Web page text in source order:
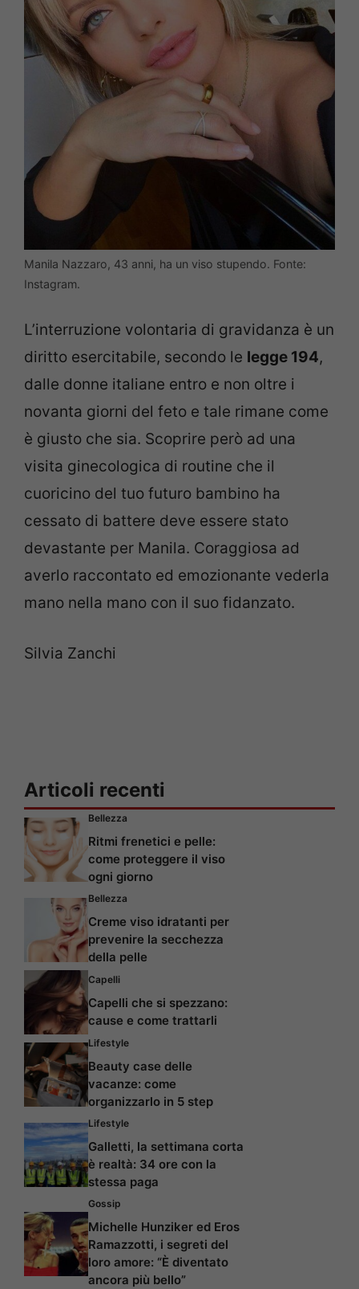
Manila Nazzaro, 43 anni, ha un viso stupendo. Fonte:
Instagram.
L’interruzione volontaria di gravidanza è un
diritto esercitabile, secondo le legge 194,
dalle donne italiane entro e non oltre i
novanta giorni del feto e tale rimane come
è giusto che sia. Scoprire però ad una
visita ginecologica di routine che il
cuoricino del tuo futuro bambino ha
cessato di battere deve essere stato
devastante per Manila. Coraggiosa ad
averlo raccontato ed emozionante vederla
mano nella mano con il suo fidanzato.
Silvia Zanchi
Articoli recenti
Bellezza
Ritmi frenetici e pelle:
come proteggere il viso
ogni giorno
Bellezza
Creme viso idratanti per
prevenire la secchezza
della pelle
Capelli
Capelli che si spezzano:
cause e come trattarli
Lifestyle
Beauty case delle
vacanze: come
organizzarlo in 5 step
Lifestyle
Galletti, la settimana corta
è realtà: 34 ore con la
stessa paga
Gossip
Michelle Hunziker ed Eros
Ramazzotti, i segreti del
loro amore: “È diventato
ancora più bello”